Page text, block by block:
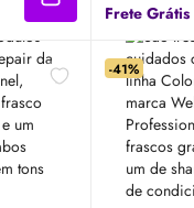
Adicionar à sacola
Frete Grátis
-41%